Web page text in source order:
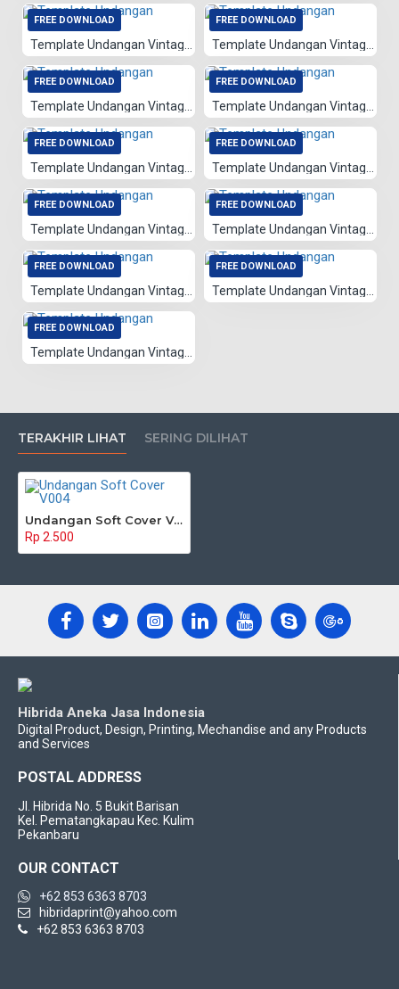
FREE DOWNLOAD FREE DOWNLOAD
FREE DOWNLOAD FREE DOWNLOAD
FREE DOWNLOAD FREE DOWNLOAD
FREE DOWNLOAD FREE DOWNLOAD
FREE DOWNLOAD FREE DOWNLOAD
FREE DOWNLOAD
TERAKHIR LIHAT SERING DILIHAT
Undangan Soft Cover V004
Rp 2.500
Hibrida Aneka Jasa Indonesia
Digital Product, Design, Printing, Mechandise and any Products
and Services
POSTAL ADDRESS
Jl. Hibrida No. 5 Bukit Barisan
Kel. Pematangkapau Kec. Kulim
Pekanbaru
OUR CONTACT
+62 853 6363 8703
hibridaprint@yahoo.com
+62 853 6363 8703